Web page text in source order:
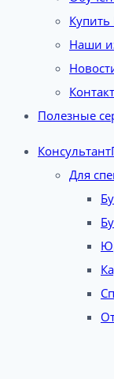
Наши
Полезные
Для